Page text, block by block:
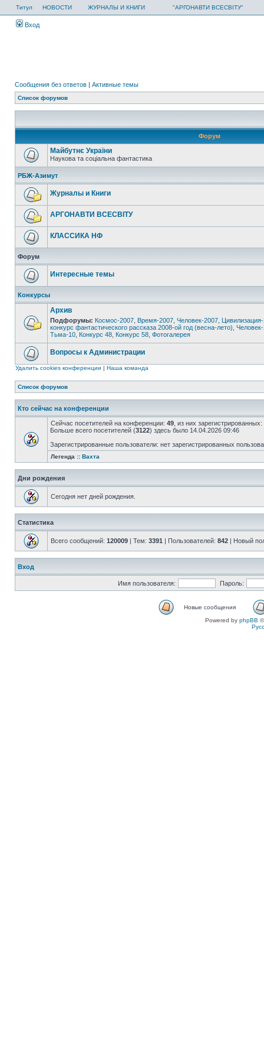
Титул НОВОСТИ ЖУРНАЛЫ И КНИГИ "АРГОНАВТИ ВСЕСВІТУ"
Вход
Сообщения без ответов | Активные темы
Список форумов
Форум
Майбутнє України
Наукова та соціальна фантастика
РБЖ-Азимут
Журналы и Книги
АРГОНАВТИ ВСЕСВIТУ
КЛАССИКА НФ
Форум
Интересные темы
Конкурсы
Архив
Подфорумы: Космос-2007 Время-2007 Человек-2007
конкурс фантастического рассказа 2008-ой год (весна-лето)
Тьма-10 Конкурс 48 Конкурс 58 Фотогалерея
Вопросы к Администрации
Удалить cookies конференции | Наша команда
Список форумов
Кто сейчас на конференции
Сейчас посетителей на конференции: 49 , из них
Больше всего посетителей (3122) здесь было 14.04.2026 09:46
Зарегистрированные пользователи: нет зарегистрированных
Легенда :: Вахта
Дни рождения
Сегодня нет дней рождения.
Статистика
Всего сообщений: 120009 | Тем: 3391 | Пользователей: 842 | Новый
Вход
Имя пользователя: Пароль:
Новые сообщения
Powered by phpBB